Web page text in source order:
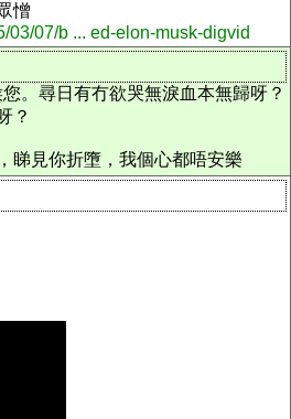
憎
03/07/b ... ed-elon-musk-digvid
。尋日有冇欲哭無淚血本無歸呀？
？
睇見你折墮，我個心都唔安樂